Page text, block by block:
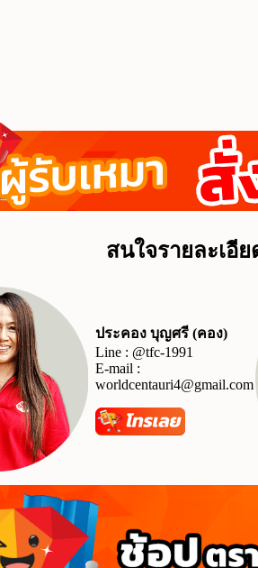
สนใจรายละเอี
ประคอง บุญศรี (คอง)
Line : @tfc-1991
E-mail :
worldcentauri4@gmail.com